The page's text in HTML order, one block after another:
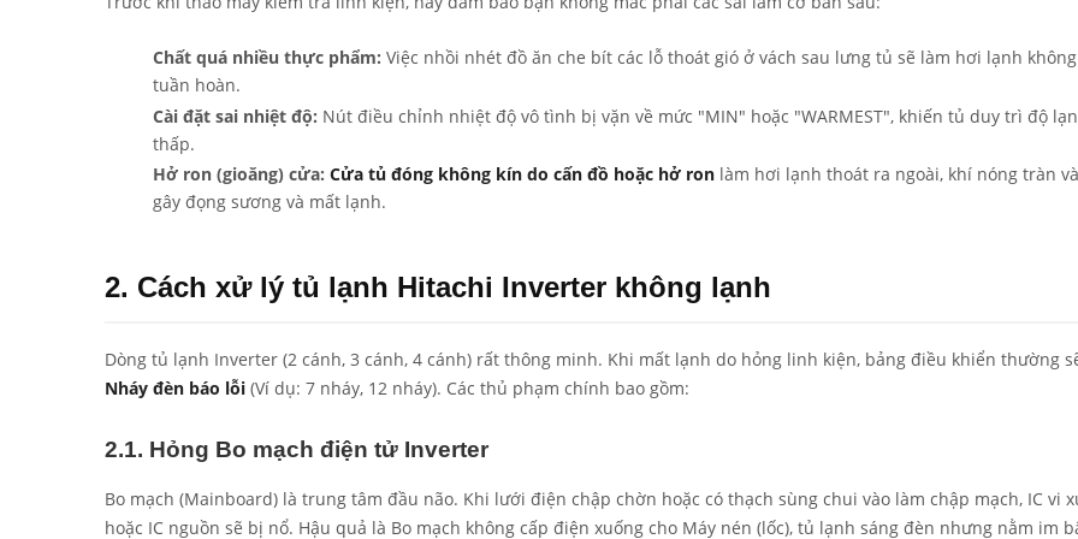
Chất quá nhiều thực phẩm: Việc nhồi nhét đồ ăn che bít các lỗ thoát gió ở vách sau lưng tủ sẽ làm hơi lạnh
tuần hoàn.
Cài đặt sai nhiệt độ: Nút điều chỉnh nhiệt độ vô tình bị vặn về mức "MIN" hoặc "WARMEST", khiến tủ duy trì độ
thấp.
Hở ron (gioăng) cửa: Cửa tủ đóng không kín do cấn đồ hoặc hở ron làm hơi lạnh thoát ra ngoài, khí nóng tràn
gây đọng sương và mất lạnh.
2. Cách xử lý tủ lạnh Hitachi Inverter không lạnh
Dòng tủ lạnh Inverter (2 cánh, 3 cánh, 4 cánh) rất thông minh. Khi mất lạnh do hỏng linh kiện, bảng điều khiển thường
Nháy đèn báo lỗi (Ví dụ: 7 nháy, 12 nháy). Các thủ phạm chính bao gồm:
2.1. Hỏng Bo mạch điện tử Inverter
Bo mạch (Mainboard) là trung tâm đầu não. Khi lưới điện chập chờn hoặc có thạch sùng chui vào làm chập mạch, IC vi
hoặc IC nguồn sẽ bị nổ. Hậu quả là Bo mạch không cấp điện xuống cho Máy nén (lốc), tủ lạnh sáng đèn nhưng nằm im